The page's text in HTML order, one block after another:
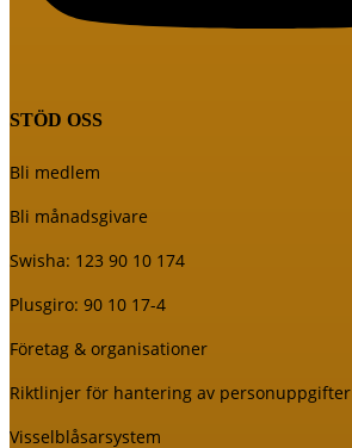
STÖD OSS
Bli medlem
Bli månadsgivare
Swisha: 123 90 10 174
Plusgiro: 90 10 17-4
Företag & organisationer
Riktlinjer för hantering av personuppgifter
Visselblåsarsystem